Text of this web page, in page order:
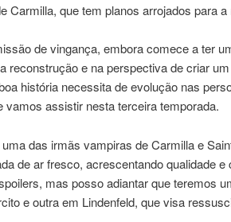
Carmilla, que tem planos arrojados para
de vingança, embora comece a ter
reconstrução e na perspectiva de criar
história necessita de evolução nas
vamos assistir nesta terceira temporada.
das irmãs vampiras de Carmilla e
de ar fresco, acrescentando qualidade e
mas posso adiantar que teremos
e outra em Lindenfeld, que visa